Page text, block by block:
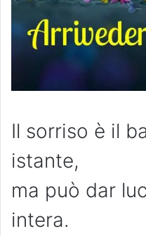
Il sorriso è il
istante,
ma può dar
intera.